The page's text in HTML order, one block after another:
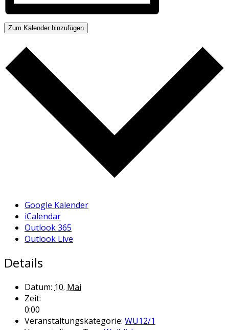
Zum Kalender hinzufügen
Google Kalender
iCalendar
Outlook 365
Outlook Live
Details
Datum: 10. Mai
Zeit:
0:00
Veranstaltungskategorie: WU12/1